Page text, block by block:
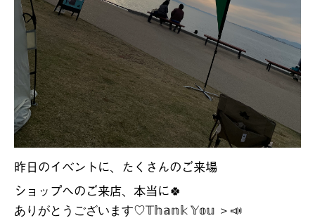
昨日のイベントに、たくさんのご来場
ショップへのご来店、本当に🍀
ありがとうございます♡𝕋𝕙𝕒𝕟𝕜 𝕐𝕠𝕦 ＞ 📣